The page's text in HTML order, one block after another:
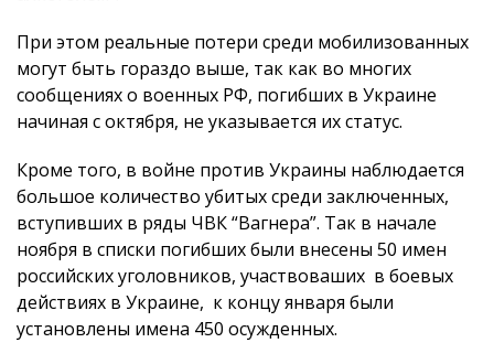
При этом реальные потери среди мобилизованных
могут быть гораздо выше, так как во многих
сообщениях о военных РФ, погибших в Украине
начиная с октября, не указывается их статус.
Кроме того, в войне против Украины наблюдается
большое количество убитых среди заключенных,
вступивших в ряды ЧВК “Вагнера”. Так в начале
ноября в списки погибших были внесены 50 имен
российских уголовников, участвоваших в боевых
действиях в Украине, к концу января были
установлены имена 450 осужденных.